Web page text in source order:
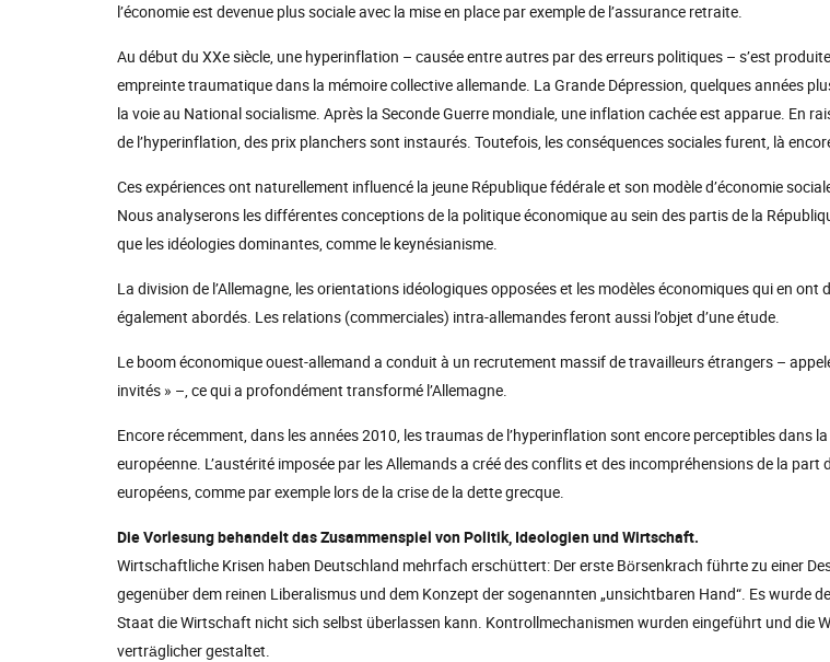
l’économie est devenue plus sociale avec la mise en place par exemple de l’assurance retraite.
Au début du XXe siècle, une hyperinflation – causée entre autres par des erreurs politiques – s’est
empreinte traumatique dans la mémoire collective allemande. La Grande Dépression, quelques années
la voie au National socialisme. Après la Seconde Guerre mondiale, une inflation cachée est apparue. En
de l’hyperinflation, des prix planchers sont instaurés. Toutefois, les conséquences sociales furent, là
Ces expériences ont naturellement influencé la jeune République fédérale et son modèle d’économie
Nous analyserons les différentes conceptions de la politique économique au sein des partis de la
que les idéologies dominantes, comme le keynésianisme.
La division de l’Allemagne, les orientations idéologiques opposées et les modèles économiques qui en ont
également abordés. Les relations (commerciales) intra-allemandes feront aussi l’objet d’une étude.
Le boom économique ouest-allemand a conduit à un recrutement massif de travailleurs étrangers –
invités » –, ce qui a profondément transformé l’Allemagne.
Encore récemment, dans les années 2010, les traumas de l’hyperinflation sont encore perceptibles dans
européenne. L’austérité imposée par les Allemands a créé des conflits et des incompréhensions de la part
européens, comme par exemple lors de la crise de la dette grecque.
Die Vorlesung behandelt das Zusammenspiel von Politik, Ideologien und Wirtschaft.
Wirtschaftliche Krisen haben Deutschland mehrfach erschüttert: Der erste Börsenkrach führte zu einer
gegenüber dem reinen Liberalismus und dem Konzept der sogenannten „unsichtbaren Hand“. Es wurde
Staat die Wirtschaft nicht sich selbst überlassen kann. Kontrollmechanismen wurden eingeführt und die
verträglicher gestaltet.